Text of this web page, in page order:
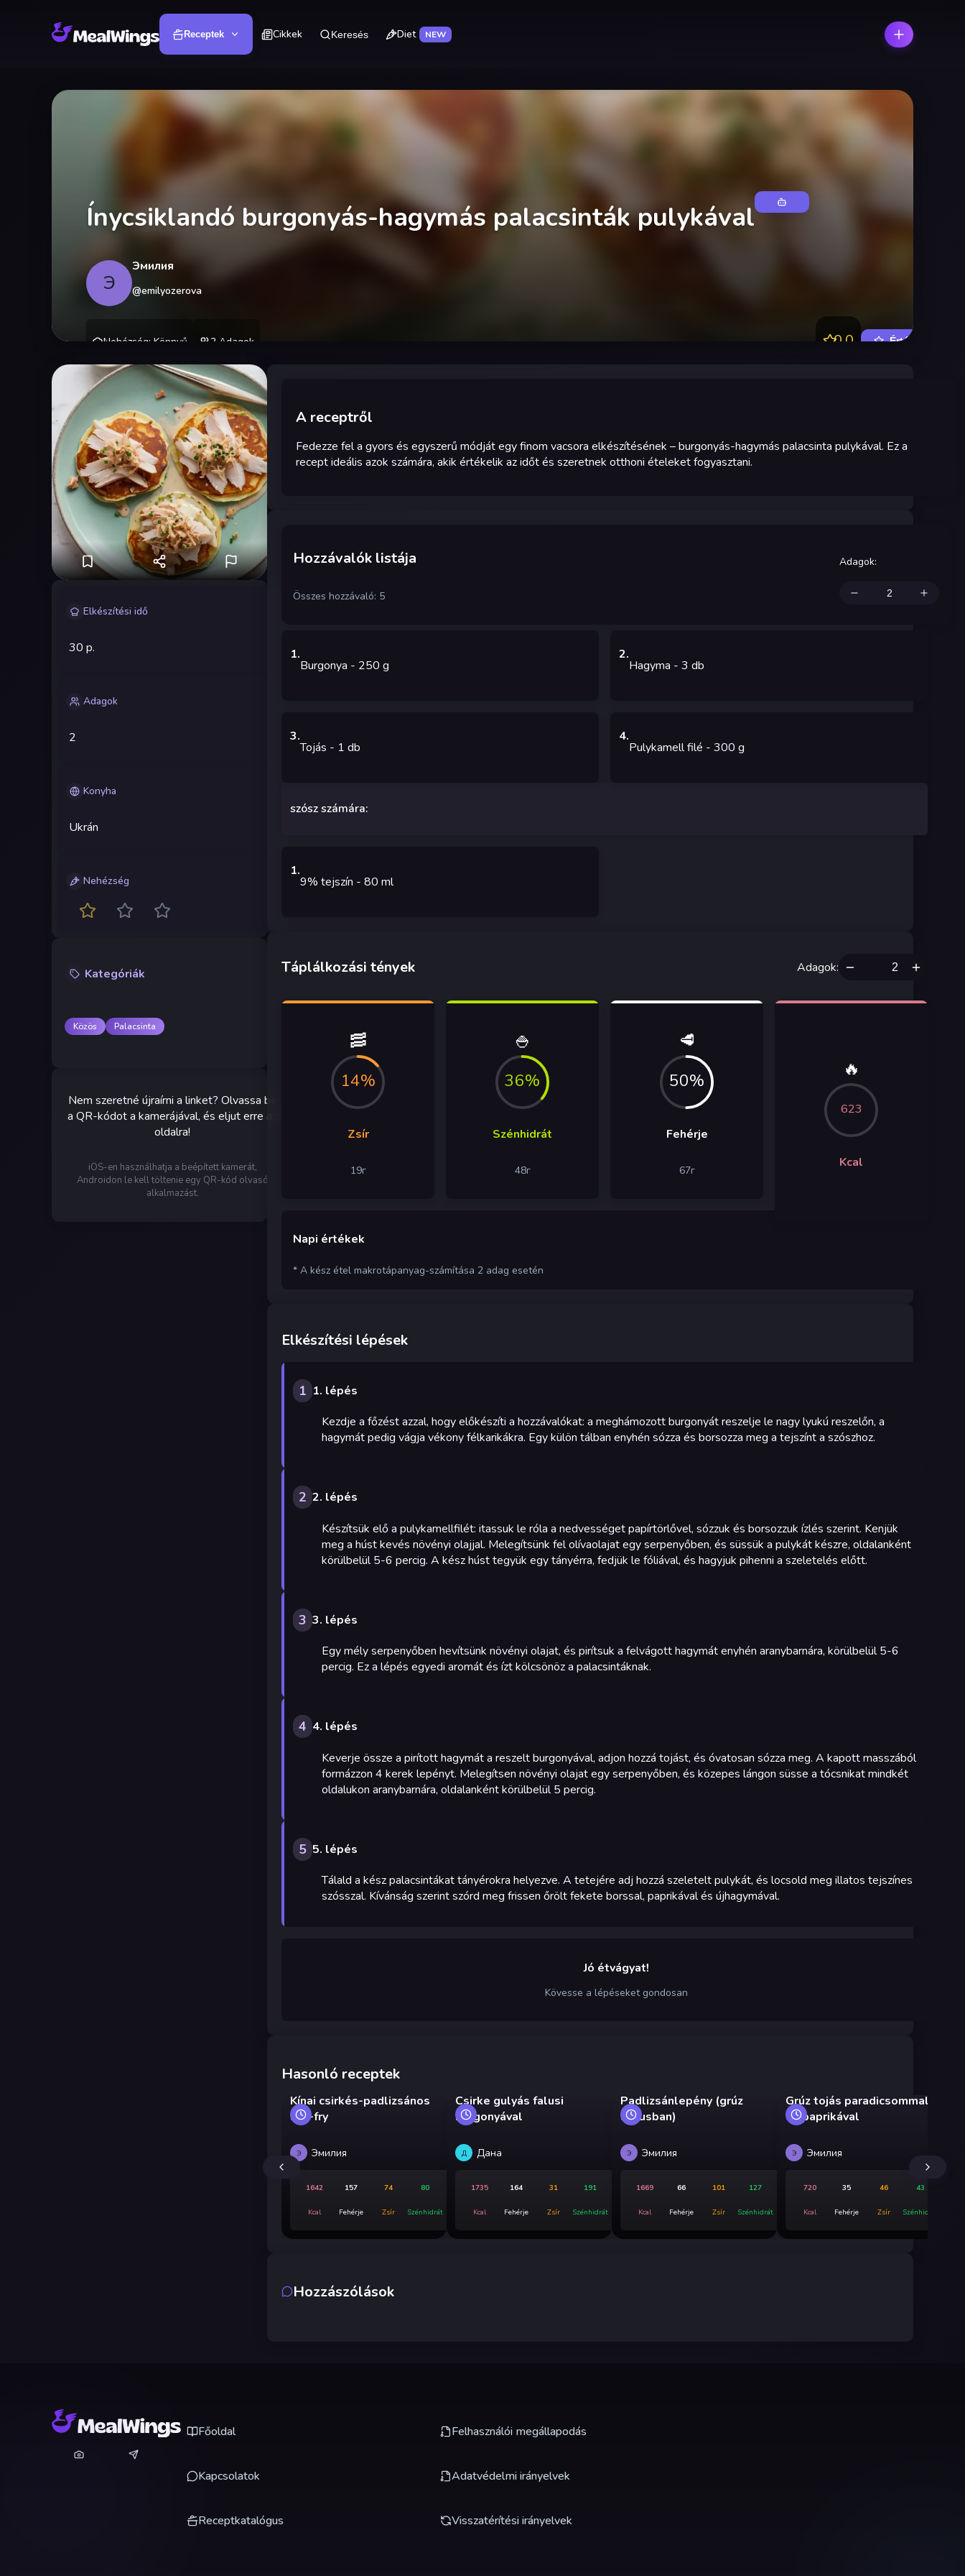
Receptek Cikkek Keresés Diet NEW
Ínycsiklandó burgonyás-hagymás palacsinták pulykával
Э
Эмилия
@emilyozerova
Nehézség: Könnyű 2 Adagok 0.0 Értékelés
Elkészítési idő
30 p.
Adagok
2
Konyha
Ukrán
Nehézség
Kategóriák
Közös Palacsinta
Nem szeretné újraírni a linket? Olvassa be
a QR-kódot a kamerájával, és eljut erre az
oldalra!
iOS-en használhatja a beépített kamerát,
Androidon le kell töltenie egy QR-kód olvasó
alkalmazást.
A receptről
Fedezze fel a gyors és egyszerű módját egy finom vacsora elkészítésének – burgonyás-hagymás palacsinta pulykával. Ez a
recept ideális azok számára, akik értékelik az időt és szeretnek otthoni ételeket fogyasztani.
Hozzávalók listája
Összes hozzávaló: 5
Adagok:
1.
Burgonya - 250 g
2.
Hagyma - 3 db
3.
Tojás - 1 db
4.
Pulykamell filé - 300 g
szósz számára:
1.
9% tejszín - 80 ml
Táplálkozási tények Adagok:
🥓
14%
Zsír
19г
🍚
36%
Szénhidrát
48г
🥩
50%
Fehérje
67г
🔥
623
Kcal
Napi értékek
* A kész étel makrotápanyag-számítása 2 adag esetén
Elkészítési lépések
1 1. lépés
Kezdje a főzést azzal, hogy előkészíti a hozzávalókat: a meghámozott burgonyát reszelje le nagy lyukú reszelőn, a
hagymát pedig vágja vékony félkarikákra. Egy külön tálban enyhén sózza és borsozza meg a tejszínt a szószhoz.
2 2. lépés
Készítsük elő a pulykamellfilét: itassuk le róla a nedvességet papírtörlővel, sózzuk és borsozzuk ízlés szerint. Kenjük
meg a húst kevés növényi olajjal. Melegítsünk fel olívaolajat egy serpenyőben, és süssük a pulykát készre, oldalanként
körülbelül 5-6 percig. A kész húst tegyük egy tányérra, fedjük le fóliával, és hagyjuk pihenni a szeletelés előtt.
3 3. lépés
Egy mély serpenyőben hevítsünk növényi olajat, és pirítsuk a felvágott hagymát enyhén aranybarnára, körülbelül 5-6
percig. Ez a lépés egyedi aromát és ízt kölcsönöz a palacsintáknak.
4 4. lépés
Keverje össze a pirított hagymát a reszelt burgonyával, adjon hozzá tojást, és óvatosan sózza meg. A kapott masszából
formázzon 4 kerek lepényt. Melegítsen növényi olajat egy serpenyőben, és közepes lángon süsse a tócsnikat mindkét
oldalukon aranybarnára, oldalanként körülbelül 5 percig.
5 5. lépés
Tálald a kész palacsintákat tányérokra helyezve. A tetejére adj hozzá szeletelt pulykát, és locsold meg illatos tejszínes
szósszal. Kívánság szerint szórd meg frissen őrölt fekete borssal, paprikával és újhagymával.
Jó étvágyat!
Kövesse a lépéseket gondosan
Hasonló receptek
Kínai csirkés-padlizsános
stir-fry
Э Эмилия
1642
Kcal
157
Fehérje
74
Zsír
80
Szénhidrát
Csirke gulyás falusi
burgonyával
Д Дана
1735
Kcal
164
Fehérje
31
Zsír
191
Szénhidrát
Padlizsánlepény (grúz
stílusban)
Э Эмилия
1669
Kcal
66
Fehérje
101
Zsír
127
Szénhidrát
Grúz tojás paradicsommal
és paprikával
Э Эмилия
720
Kcal
35
Fehérje
46
Zsír
43
Szénhidrát
Hozzászólások
Főoldal
Kapcsolatok
Receptkatalógus
Felhasználói megállapodás
Adatvédelmi irányelvek
Visszatérítési irányelvek